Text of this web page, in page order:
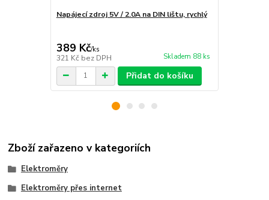
Napájecí zdroj 5V / 2.0A na DIN lištu, rychlý
389 Kč/ks
321 Kč bez DPH Skladem 88 ks
Přidat do košíku
Zboží zařazeno v kategoriích
Elektroměry
Elektroměry přes internet